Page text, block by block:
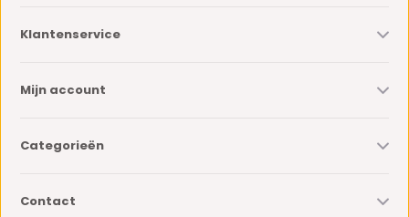
Klantenservice
Mijn account
Categorieën
Contact